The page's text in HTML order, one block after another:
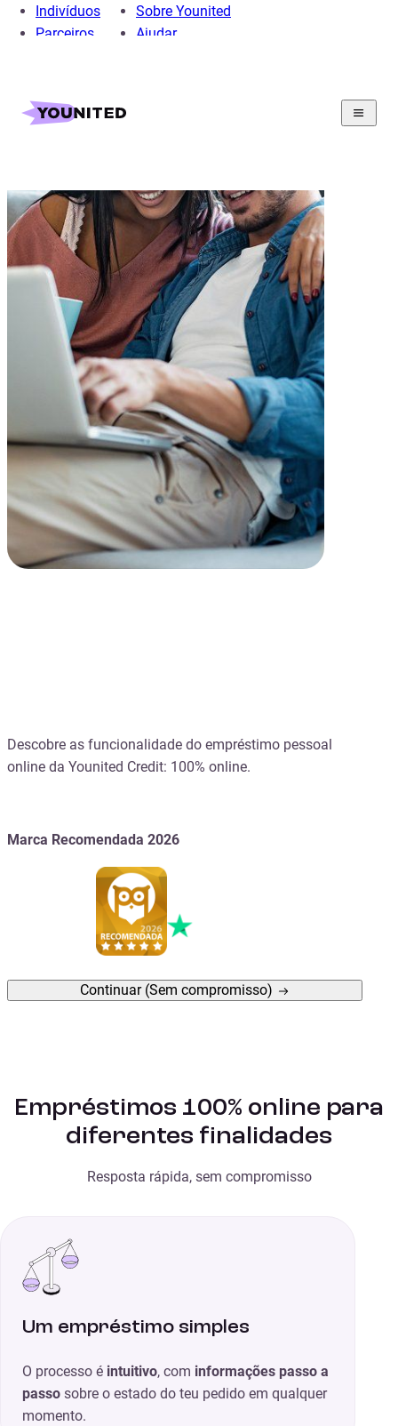
Indivíduos
Parceiros
Sobre Younited
Ajudar
Descobre as funcionalidade do empréstimo pessoal
online da Younited Credit: 100% online.
Marca Recomendada 2026
Continuar (Sem compromisso)
Empréstimos 100% online para
diferentes finalidades
Resposta rápida, sem compromisso
Um empréstimo simples
O processo é intuitivo, com informações passo a
passo sobre o estado do teu pedido em qualquer
momento.